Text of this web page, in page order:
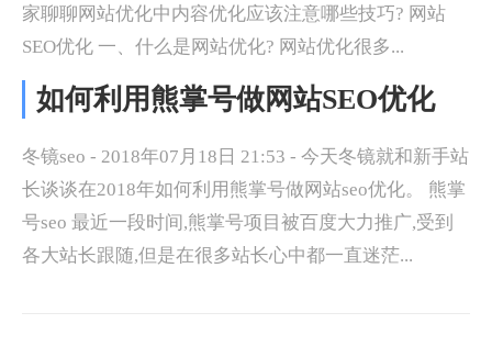
家聊聊网站优化中内容优化应该注意哪些技巧? 网站
SEO优化 一、什么是网站优化? 网站优化很多...
如何利用熊掌号做网站SEO优化
冬镜seo - 2018年07月18日 21:53 - 今天冬镜就和新手站
长谈谈在2018年如何利用熊掌号做网站seo优化。 熊掌
号seo 最近一段时间,熊掌号项目被百度大力推广,受到
各大站长跟随,但是在很多站长心中都一直迷茫...